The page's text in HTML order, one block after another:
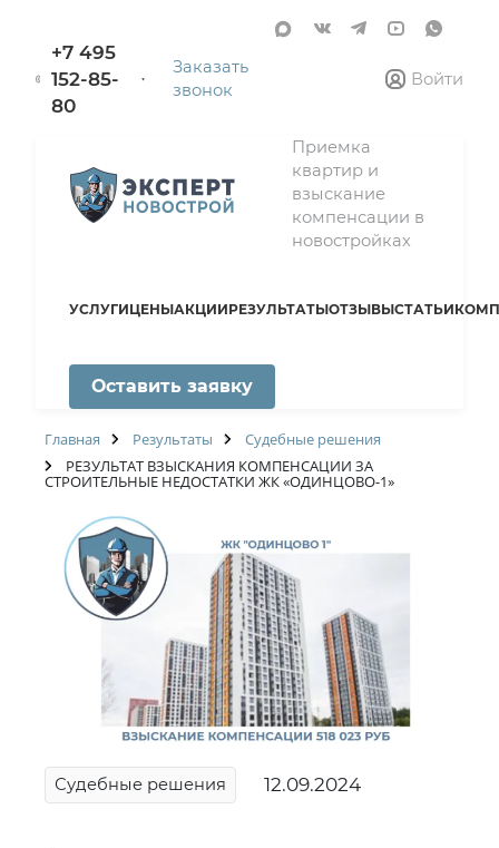
+7 495
152-85-
80
Заказать
звонок
Войти
Приемка
квартир и
взыскание
компенсации в
новостройках
УСЛУГИЦЕНЫАКЦИИРЕЗУЛЬТАТЫОТЗЫВЫСТАТЬИ
Оставить заявку
Главная Результаты
Судебные решения
РЕЗУЛЬТАТ ВЗЫСКАНИЯ КОМПЕНСАЦИИ ЗА
СТРОИТЕЛЬНЫЕ НЕДОСТАТКИ ЖК «ОДИНЦОВО-1»
Судебные решения 12.09.2024